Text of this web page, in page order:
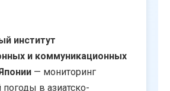
институт
и коммуникационных
— мониторинг
в азиатско-